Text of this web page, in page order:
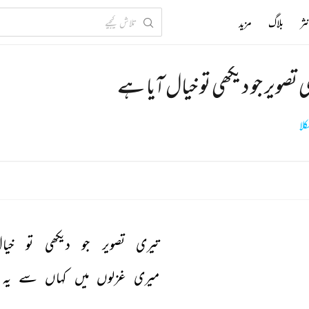
جو دیکھی تو خیال آیا ہے
تیری تصویر جو دیکھی تو
میری غزلوں میں کہاں سے یہ
نثر بلاگ مزید